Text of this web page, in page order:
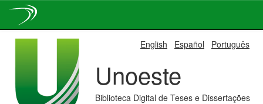
English Español Português
Unoeste
Biblioteca Digital de Teses e Dissertações